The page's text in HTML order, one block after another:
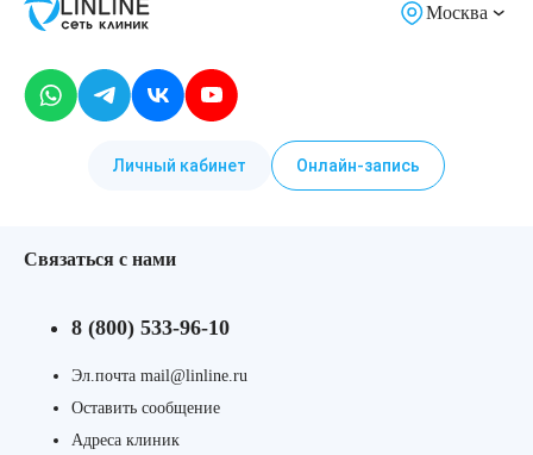
Москва
Личный кабинет Онлайн-запись
Связаться с нами
8 (800) 533-96-10
Эл.почта mail@linline.ru
Оставить сообщение
Адреса клиник